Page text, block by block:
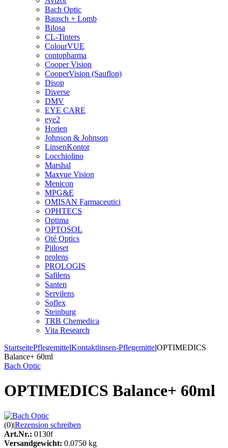
Bach Optic
Bausch + Lomb
Bilosa
CL-Tinters
ColourVUE
contopharma
Cooper Vision
CooperVision (Sauflon)
Disop
Diverse
DMV
EYE CARE
eye2
Horien
Johnson & Johnson
LinsenKontor
Locchiolino
Marshal
Maxvue Vision
Menicon
MPG&E
OMISAN Farmaceutici
OPHTECS
Optima
OPTOSOL
Oté Optics
Piiloset
prolens
PROLOGIS
Safilens
Santen
Servilens
Soflex
Steinburg
TRB Chemedica
Vita Research
StartseitePflegemittelKontaktlinsen-PflegemittelOPTIMEDICS
Balance+ 60ml
Bach Optic
OPTIMEDICS Balance+ 60ml
(0)|Rezension schreiben
Art.Nr.: 0130f
Versandgewicht: 0.0750 kg